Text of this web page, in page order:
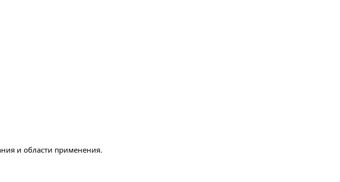
и области применения.